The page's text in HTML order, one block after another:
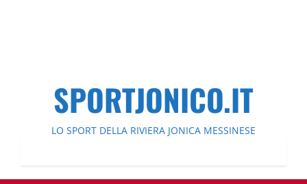
SPORTJONICO.IT
LO SPORT DELLA RIVIERA JONICA MESSINESE